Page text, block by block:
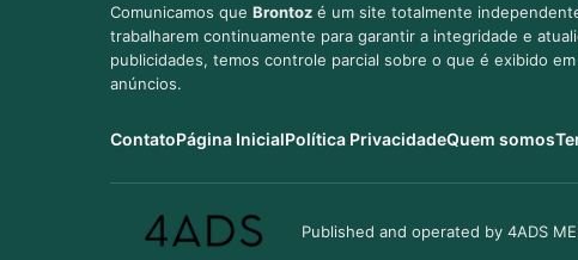
Comunicamos que Brontoz é um site totalmente
trabalharem continuamente para garantir a integridade e
publicidades, temos controle parcial sobre o que é exibido
anúncios.
ContatoPágina InicialPolítica PrivacidadeQuem somos
Published and operated by 4ADS